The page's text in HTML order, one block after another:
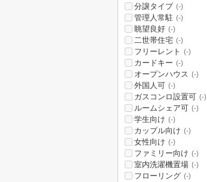
分譲タイプ (-)
管理人常駐 (-)
眺望良好 (-)
二世帯住宅 (-)
フリーレント (-)
カードキー (-)
オープンハウス (-)
外国人可 (-)
ガスコンロ設置可 (-)
ルームシェア可 (-)
学生向け (-)
カップル向け (-)
女性向け (-)
ファミリー向け (-)
室内洗濯機置場 (-)
フローリング (-)